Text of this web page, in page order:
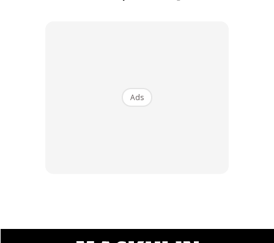
bagaimana dia ‘membikin’ kereta ini dari tak ada apa
Namun ada perkara agak mencuitkan hati berlaku.
Ads